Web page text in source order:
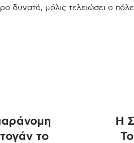
δυνατό, μόλις τελειώσει ο
το
Η